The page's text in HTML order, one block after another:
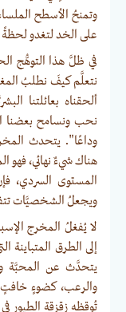
وتمنحُ الأسطح
على الخد لتغدو
في ظلَّ هذا التوهُّج
نتعلَّم كيفَ نطلبُ
ألحقناه بعائلتنا
نحب ونسامح بعضنا
وداعًا". يتحدث
هناك شيءٌ نهائي،
المستوى السردي،
ويجعلُ الشخصيَّات
لا يُفغلُ المخرج
إلى الطرق المتباينة
يتحدَّث عن المحبَّة
والرعب، كضوءٍ خافتٍ
تُوقظه زقزقة الطيور